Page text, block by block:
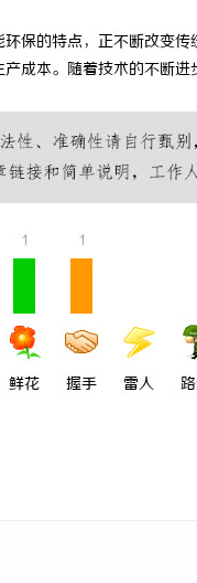
保的特点，正不断改变
成本。随着技术的不断
1
鲜花
1
握手 雷人
影网：开启无限视界的全